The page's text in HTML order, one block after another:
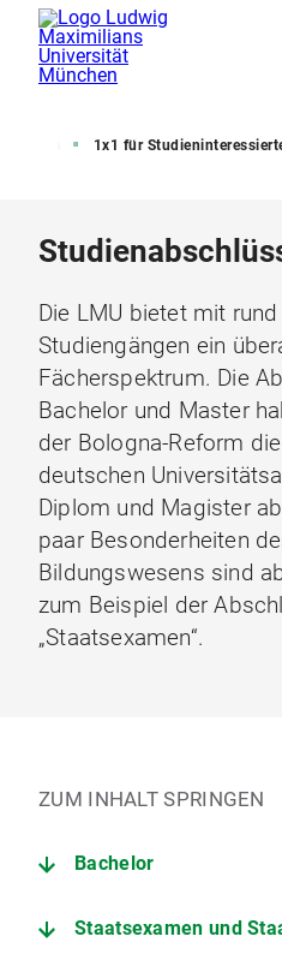
1x1 für
Die LMU bietet mit
Studiengängen ein
Fächerspektrum. Die
Bachelor und Master
der Bologna-Reform
deutschen
Diplom und Magister
paar Besonderheiten
Bildungswesens sind
zum Beispiel der
„Staatsexamen“.
ZUM INHALT SPRINGEN
Bachelor
Staatsexamen und